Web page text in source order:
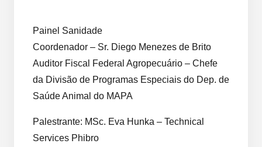
Painel Sanidade
Coordenador – Sr. Diego Menezes de Brito
Auditor Fiscal Federal Agropecuário – Chefe
da Divisão de Programas Especiais do Dep. de
Saúde Animal do MAPA
Palestrante: MSc. Eva Hunka – Technical
Services Phibro